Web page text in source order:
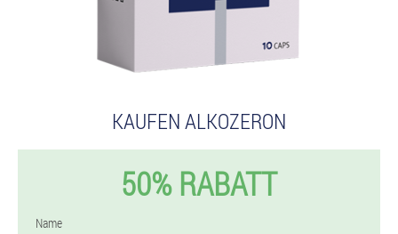
KAUFEN ALKOZERON
50% RABATT
Name